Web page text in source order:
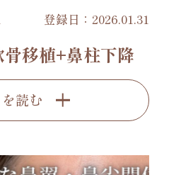
登録日：2026.01.31
移植+鼻柱下降
読む